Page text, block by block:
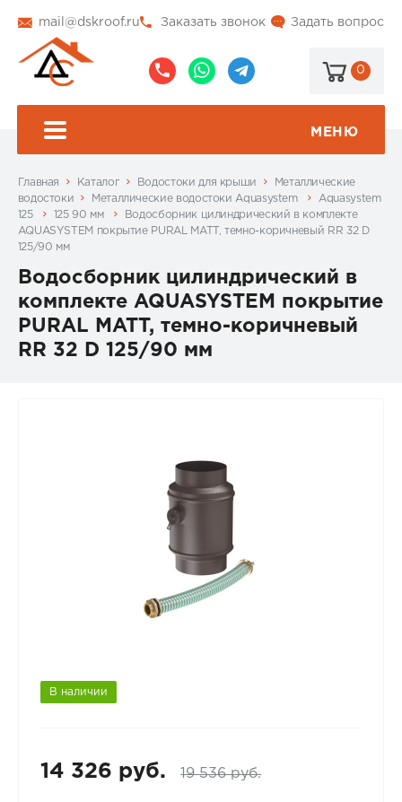
mail@dskroof.ru Задать вопрос
Заказать звонок
0
МЕНЮ
Главная Каталог Водостоки для крыши
Металлические
водостоки
Металлические водостоки Aquasystem
Aquasystem
125
125 90 мм
Водосборник цилиндрический в комплекте
AQUASYSTEM покрытие PURAL MATT, темно-коричневый RR 32 D
125/90 мм
Водосборник цилиндрический в
комплекте AQUASYSTEM покрытие
PURAL MATT, темно-коричневый
RR 32 D 125/90 мм
В наличии
14 326 руб. 19 536 руб.